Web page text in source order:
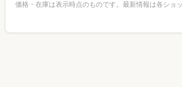
価格・在庫は表示時点のものです。最新情報は各ショ